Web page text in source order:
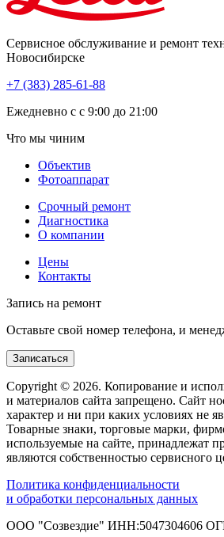
Сервисное обслуживание и ремонт
Новосибирске
+7 (383) 285-61-88
Eжедневно с с 9:00 до 21:00
Что мы чиним
Объектив
Фотоаппарат
Срочный ремонт
Диагностика
О компании
Цены
Контакты
Запись на ремонт
Оставьте свой номер телефона, и
Записаться
Copyright © 2026. Копирование и
и материалов сайта запрещено. Сайт
характер и ни при каких условиях не
Товарные знаки, торговые марки,
используемые на сайте, принадлежат
являются собственностью сервисного
Политика конфиденциальности
и обработки персональных данных
ООО "Созвездие" ИНН:5047304606